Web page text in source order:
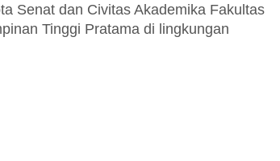
Senat dan Civitas Akademika Fakultas
Tinggi Pratama di lingkungan